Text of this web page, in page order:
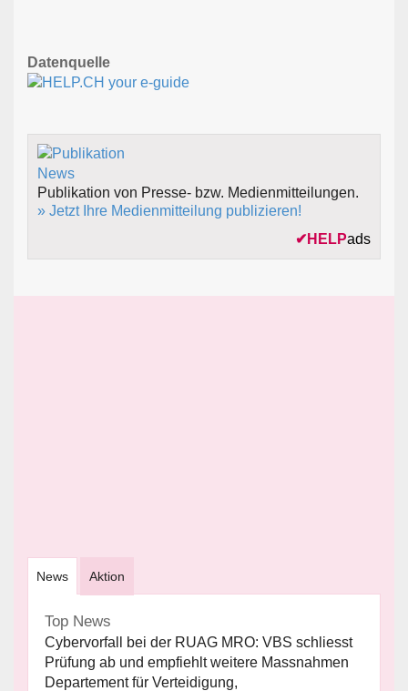
Datenquelle
Publikation von Presse- bzw. Medienmitteilungen.
» Jetzt Ihre Medienmitteilung publizieren!
✔ HELPads
News Aktion
Top News
Cybervorfall bei der RUAG MRO: VBS schliesst
Prüfung ab und empfiehlt weitere Massnahmen
Departement für Verteidigung,